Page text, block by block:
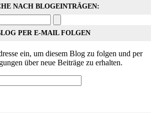
NACH BLOGEINTRÄGEN:
PER E-MAIL FOLGEN
ein, um diesem Blog zu folgen und per
über neue Beiträge zu erhalten.